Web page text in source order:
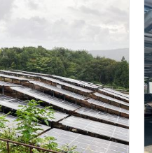
から作物や耕作者を守りま
資源の有効活用と経済収益を
貰いました。